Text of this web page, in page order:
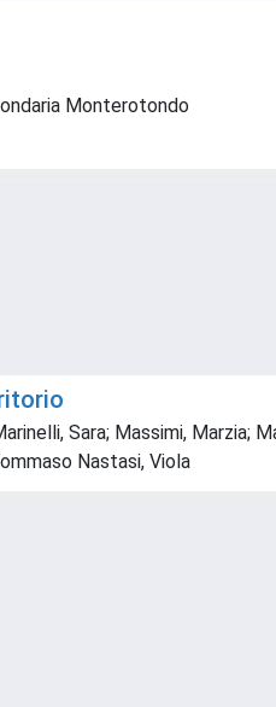
Monterotondo
Sara; Massimi, Marzia;
Nastasi, Viola